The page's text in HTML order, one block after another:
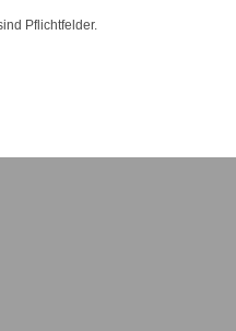
Pflichtfelder.